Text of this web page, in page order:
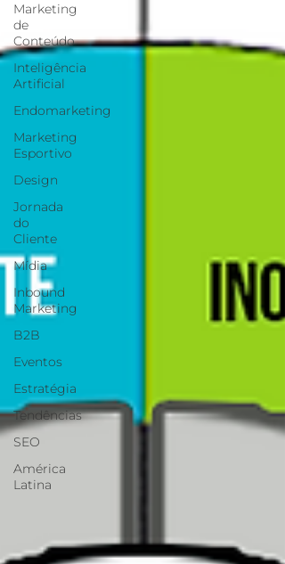
Marketing
de
Conteúdo
Inteligência
Artificial
Endomarketing
Marketing
Esportivo
Design
Jornada
do
Cliente
Mídia
Inbound
Marketing
B2B
Eventos
Estratégia
Tendências
SEO
América
Latina